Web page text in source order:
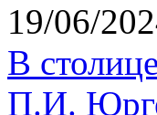
19/06/
В
П.И.